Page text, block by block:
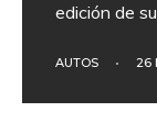
edición de
AUTOS • 26